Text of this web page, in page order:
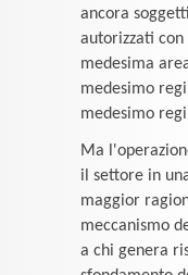
ancora
autorizzati
medesima
medesimo
medesimo
Ma
il settore in
maggior
meccanismo
a chi genera